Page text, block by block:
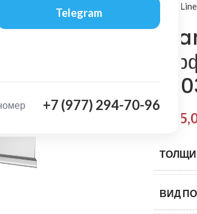
Telegram
+7 (977) 294-70-96
Grand Line
1
ВИД